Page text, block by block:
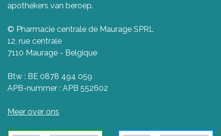
apothekers van beroep.
© Pharmacie centrale de Maurage SPRL
12, rue centrale
7110 Maurage - Belgique
Btw : BE 0878 494 059
APB-nummer : APB 552602
Meer over ons